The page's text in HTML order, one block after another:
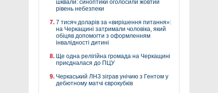
шквали: синоптики оголосили жовтий
рівень небезпеки
7 тисяч доларів за «вирішення питання»:
на Черкащині затримали чоловіка, який
обіцяв допомогти з оформленням
інвалідності дитині
Ще одна релігійна громада на Черкащині
приєдналася до ПЦУ
Черкаський ЛНЗ зіграв унічию з Гентом у
дебютному матчі єврокубків